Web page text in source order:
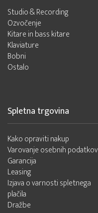
Studio & Recording
Ozvočenje
Kitare in bass kitare
Klaviature
Bobni
Ostalo
Spletna trgovina
Kako opraviti nakup
Varovanje osebnih podatkov
Garancija
Leasing
Izjava o varnosti spletnega
plačila
Dražbe